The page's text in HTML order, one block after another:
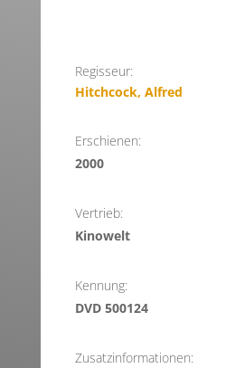
Regisseur:
Hitchcock, Alfred
Erschienen:
2000
Vertrieb:
Kinowelt
Kennung:
DVD 500124
Zusatzinformationen: